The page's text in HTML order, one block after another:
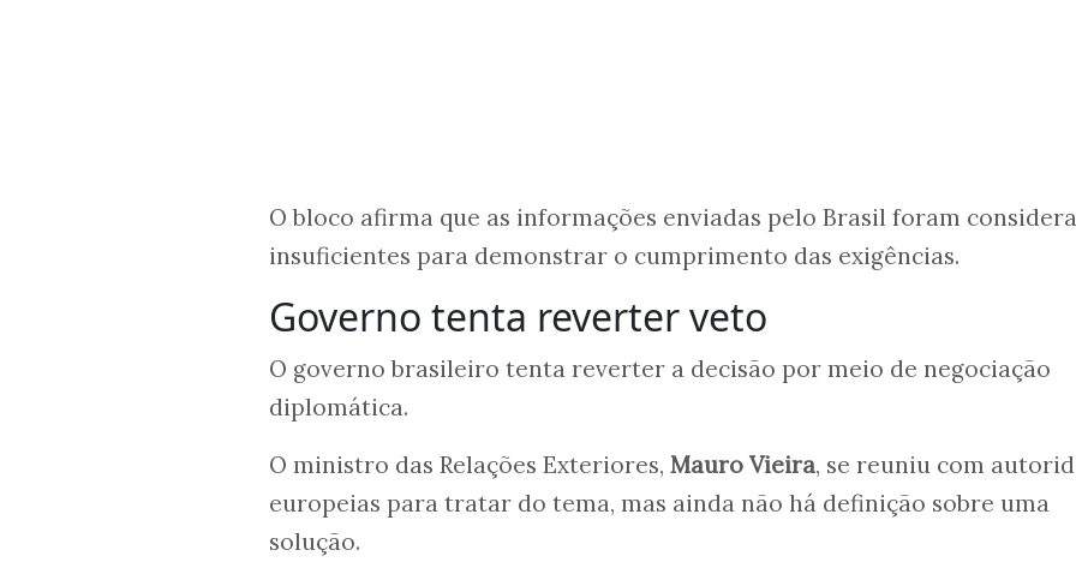
O bloco afirma que as informações enviadas pelo Brasil foram
insuficientes para demonstrar o cumprimento das exigências.
Governo tenta reverter veto
O governo brasileiro tenta reverter a decisão por meio de negociação
diplomática.
O ministro das Relações Exteriores, Mauro Vieira, se reuniu com
europeias para tratar do tema, mas ainda não há definição sobre uma
solução.